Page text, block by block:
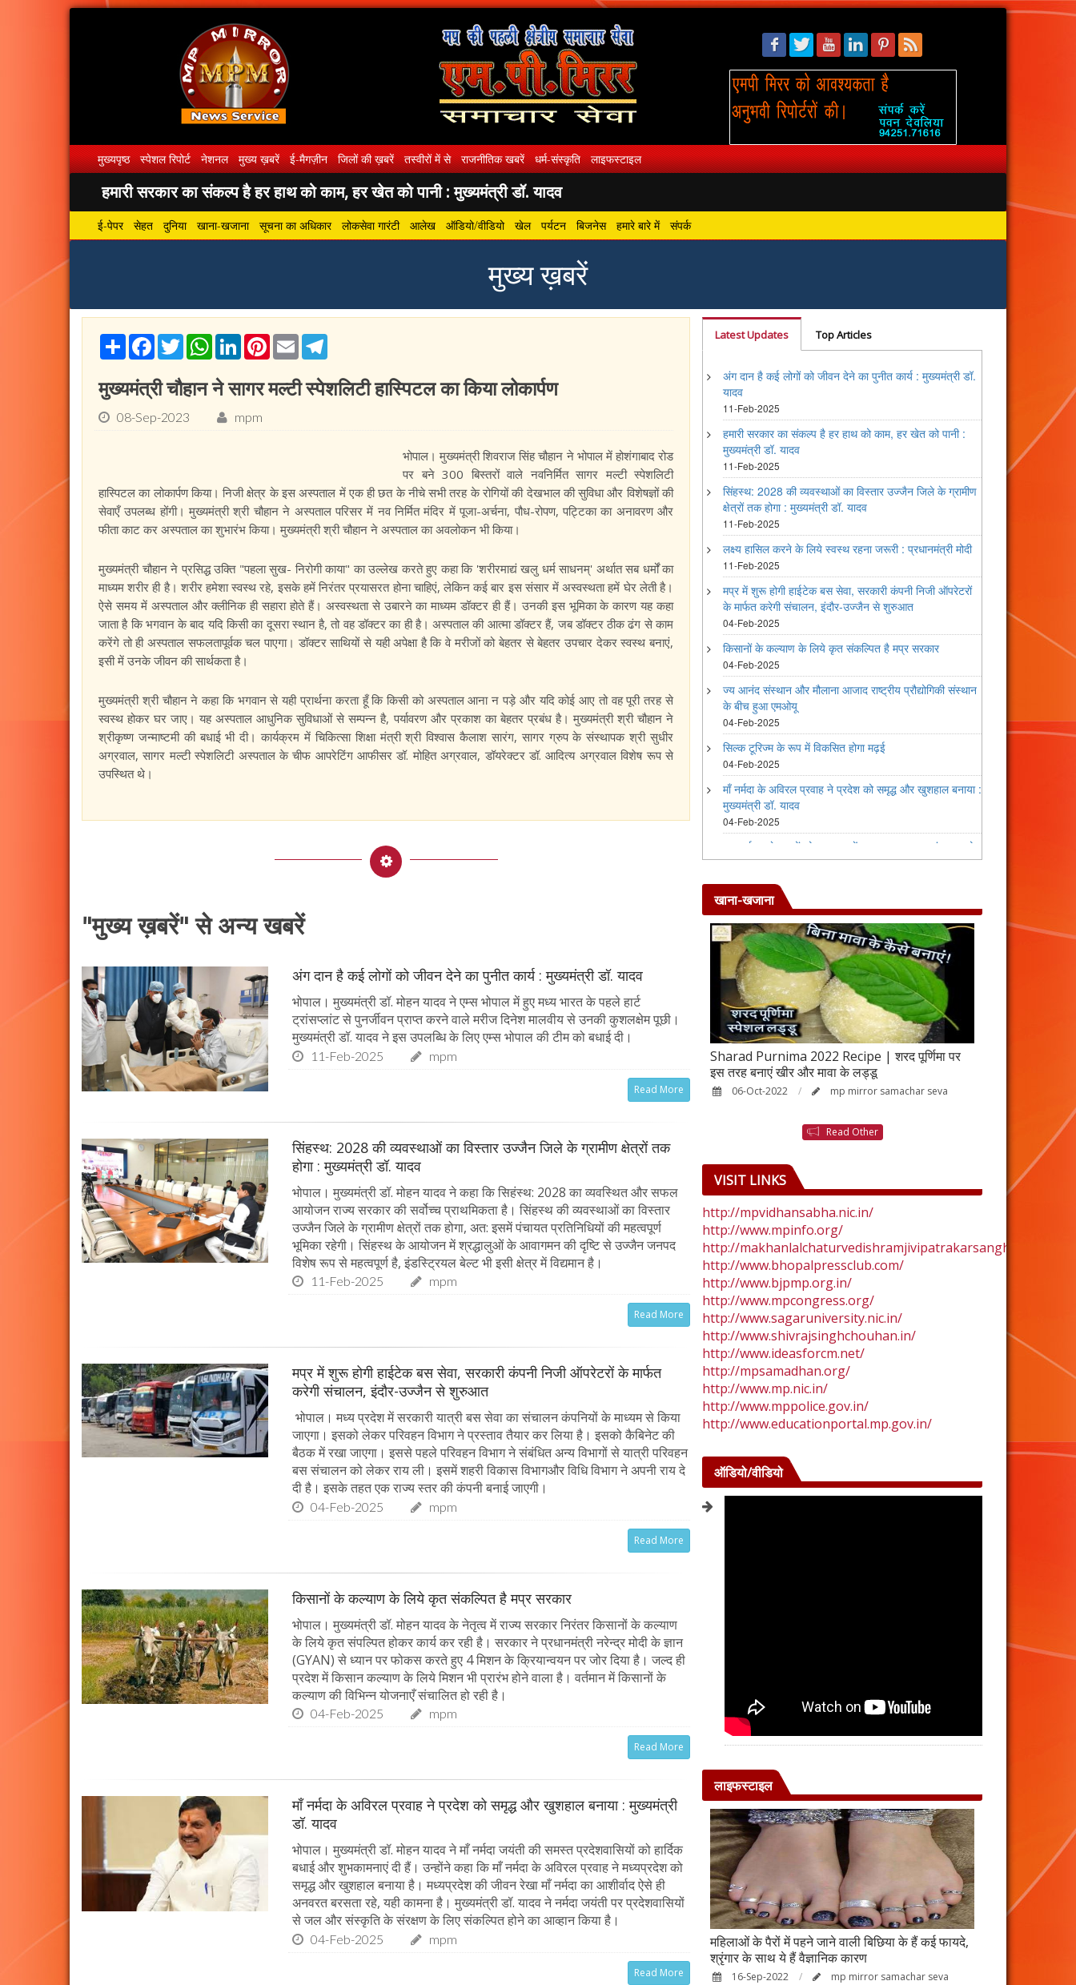
मुख्यपृष्ठ स्पेशल रिपोर्ट नेशनल मुख्य ख़बरें ई-मैगज़ीन जिलों की ख़बरें तस्वीरों में से राजनीतिक खबरें धर्म-संस्कृति लाइफस्टाइल
हमारी सरकार का संकल्प है हर हाथ को काम, हर खेत को पानी : मुख्यमंत्री डॉ. यादव
ई-पेपर सेहत दुनिया खाना-खजाना सूचना का अधिकार लोकसेवा गारंटी आलेख ऑडियो/वीडियो खेल पर्यटन बिजनेस हमारे बारे में संपर्क
मुख्य ख़बरें
ShareFacebook
TwitterWhatsApp
LinkedInPinterest
Email
मुख्यमंत्री चौहान ने सागर मल्टी स्पेशलिटी हास्पिटल का किया लोकार्पण
08-Sep-2023 mpm
भोपाल। मुख्यमंत्री शिवराज सिंह चौहान ने भोपाल में होशंगाबाद रोड
पर बने 300 बिस्तरों वाले नवनिर्मित सागर मल्टी स्पेशलिटी
हास्पिटल का लोकार्पण किया। निजी क्षेत्र के इस अस्पताल में एक ही छत के नीचे सभी तरह के रोगियों की देखभाल की सुविधा और विशेषज्ञों की
सेवाएँ उपलब्ध होंगी। मुख्यमंत्री श्री चौहान ने अस्पताल परिसर में नव निर्मित मंदिर में पूजा-अर्चना, पौध-रोपण, पट्टिका का अनावरण और
फीता काट कर अस्पताल का शुभारंभ किया। मुख्यमंत्री श्री चौहान ने अस्पताल का अवलोकन भी किया।
मुख्यमंत्री चौहान ने प्रसिद्ध उक्ति "पहला सुख- निरोगी काया" का उल्लेख करते हुए कहा कि 'शरीरमाद्यं खलु धर्म साधनम्' अर्थात सब धर्मों का
माध्यम शरीर ही है। शरीर हमेशा स्वस्थ रहे, इसके हमें निरंतर प्रयासरत होना चाहिएं, लेकिन कई बार इस संसार में अस्वस्थता हमें घेर लेती है।
ऐसे समय में अस्पताल और क्लीनिक ही सहारा होते हैं। अस्वस्थता से उबारने का माध्यम डॉक्टर ही हैं। उनकी इस भूमिका के कारण यह कहा
जाता है कि भगवान के बाद यदि किसी का दूसरा स्थान है, तो वह डॉक्टर का ही है। अस्पताल की आत्मा डॉक्टर हैं, जब डॉक्टर ठीक ढंग से काम
करेंगे तो ही अस्पताल सफलतापूर्वक चल पाएगा। डॉक्टर साथियों से यही अपेक्षा है कि वे मरीजों को बेहतर से बेहतर उपचार देकर स्वस्थ बनाएं,
इसी में उनके जीवन की सार्थकता है।
मुख्यमंत्री श्री चौहान ने कहा कि भगवान से यही प्रार्थना करता हूँ कि किसी को अस्पताल आना न पड़े और यदि कोई आए तो वह पूरी तरह से
स्वस्थ होकर घर जाए। यह अस्पताल आधुनिक सुविधाओं से सम्पन्न है, पर्यावरण और प्रकाश का बेहतर प्रबंध है। मुख्यमंत्री श्री चौहान ने
श्रीकृष्ण जन्माष्टमी की बधाई भी दी। कार्यक्रम में चिकित्सा शिक्षा मंत्री श्री विश्वास कैलाश सारंग, सागर ग्रुप के संस्थापक श्री सुधीर
अग्रवाल, सागर मल्टी स्पेशलिटी अस्पताल के चीफ आपरेटिंग आफीसर डॉ. मोहित अग्रवाल, डॉयरेक्टर डॉ. आदित्य अग्रवाल विशेष रूप से
उपस्थित थे।
"मुख्य ख़बरें" से अन्य खबरें
अंग दान है कई लोगों को जीवन देने का पुनीत कार्य : मुख्यमंत्री डॉ. यादव
भोपाल। मुख्यमंत्री डॉ. मोहन यादव ने एम्स भोपाल में हुए मध्य भारत के पहले हार्ट
ट्रांसप्लांट से पुनर्जीवन प्राप्त करने वाले मरीज दिनेश मालवीय से उनकी कुशलक्षेम पूछी।
मुख्यमंत्री डॉ. यादव ने इस उपलब्धि के लिए एम्स भोपाल की टीम को बधाई दी।
11-Feb-2025 mpm
Read More
सिंहस्थ: 2028 की व्यवस्थाओं का विस्तार उज्जैन जिले के ग्रामीण क्षेत्रों तक
होगा : मुख्यमंत्री डॉ. यादव
भोपाल। मुख्यमंत्री डॉ. मोहन यादव ने कहा कि सिहंस्थ: 2028 का व्यवस्थित और सफल
आयोजन राज्य सरकार की सर्वोच्च प्राथमिकता है। सिंहस्थ की व्यवस्थाओं का विस्तार
उज्जैन जिले के ग्रामीण क्षेत्रों तक होगा, अत: इसमें पंचायत प्रतिनिधियों की महत्वपूर्ण
भूमिका रहेगी। सिंहस्थ के आयोजन में श्रद्धालुओं के आवागमन की दृष्टि से उज्जैन जनपद
विशेष रूप से महत्वपूर्ण है, इंडस्ट्रियल बेल्ट भी इसी क्षेत्र में विद्यमान है।
11-Feb-2025 mpm
Read More
मप्र में शुरू होगी हाईटेक बस सेवा, सरकारी कंपनी निजी ऑपरेटरों के मार्फत
करेगी संचालन, इंदौर-उज्जैन से शुरुआत
भोपाल। मध्य प्रदेश में सरकारी यात्री बस सेवा का संचालन कंपनियों के माध्यम से किया
जाएगा। इसको लेकर परिवहन विभाग ने प्रस्ताव तैयार कर लिया है। इसको कैबिनेट की
बैठक में रखा जाएगा। इससे पहले परिवहन विभाग ने संबंधित अन्य विभागों से यात्री परिवहन
बस संचालन को लेकर राय ली। इसमें शहरी विकास विभागऔर विधि विभाग ने अपनी राय दे
दी है। इसके तहत एक राज्य स्तर की कंपनी बनाई जाएगी।
04-Feb-2025 mpm
Read More
किसानों के कल्याण के लिये कृत संकल्पित है मप्र सरकार
भोपाल। मुख्यमंत्री डॉ. मोहन यादव के नेतृत्व में राज्य सरकार निरंतर किसानों के कल्याण
के लिये कृत संपल्पित होकर कार्य कर रही है। सरकार ने प्रधानमंत्री नरेन्द्र मोदी के ज्ञान
(GYAN) से ध्यान पर फोकस करते हुए 4 मिशन के क्रियान्वयन पर जोर दिया है। जल्द ही
प्रदेश में किसान कल्याण के लिये मिशन भी प्रारंभ होने वाला है। वर्तमान में किसानों के
कल्याण की विभिन्न योजनाएँ संचालित हो रही है।
04-Feb-2025 mpm
Read More
माँ नर्मदा के अविरल प्रवाह ने प्रदेश को समृद्ध और खुशहाल बनाया : मुख्यमंत्री
डॉ. यादव
भोपाल। मुख्यमंत्री डॉ. मोहन यादव ने माँ नर्मदा जयंती की समस्त प्रदेशवासियों को हार्दिक
बधाई और शुभकामनाएं दी हैं। उन्होंने कहा कि माँ नर्मदा के अविरल प्रवाह ने मध्यप्रदेश को
समृद्ध और खुशहाल बनाया है। मध्यप्रदेश की जीवन रेखा माँ नर्मदा का आशीर्वाद ऐसे ही
अनवरत बरसता रहे, यही कामना है। मुख्यमंत्री डॉ. यादव ने नर्मदा जयंती पर प्रदेशवासियों
से जल और संस्कृति के संरक्षण के लिए संकल्पित होने का आव्हान किया है।
04-Feb-2025 mpm
Read More
Latest Updates Top Articles
खाना-खजाना
Gud-Moongfali Chikki : सर्दियों का मजा हो जाएगा
mp mirror samachar seva
Sharad Purnima 2022 Recipe | शरद पूर्णिमा पर
इस तरह बनाएं खीर और मावा के लड्डू
06-Oct-2022 mp mirror samachar seva
Read Other
VISIT LINKS
http://mpvidhansabha.nic.in/
http://www.mpinfo.org/
http://makhanlalchaturvedishramjivipatrakarsangh.com/
http://www.bhopalpressclub.com/
http://www.bjpmp.org.in/
http://www.mpcongress.org/
http://www.sagaruniversity.nic.in/
http://www.shivrajsinghchouhan.in/
http://www.ideasforcm.net/
http://mpsamadhan.org/
http://www.mp.nic.in/
http://www.mppolice.gov.in/
http://www.educationportal.mp.gov.in/
ऑडियो/वीडियो
लाइफस्टाइल
Beauty Tips | बादाम और एलोवेरा जेल से आसानी से
mp mirror samachar seva
महिलाओं के पैरों में पहने जाने वाली बिछिया के हैं कई फायदे,
श्रृंगार के साथ ये हैं वैज्ञानिक कारण
16-Sep-2022 mp mirror samachar seva